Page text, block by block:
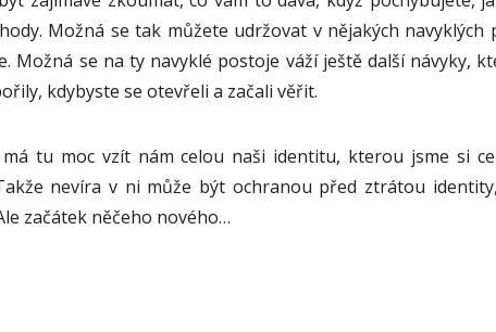
Možná se tak můžete udržovat v nějakých navyklých
Možná se na ty navyklé postoje váží ještě další návyky,
kdybyste se otevřeli a začali věřit.
má tu moc vzít nám celou naši identitu, kterou jsme si
nevíra v ni může být ochranou před ztrátou
začátek něčeho nového…